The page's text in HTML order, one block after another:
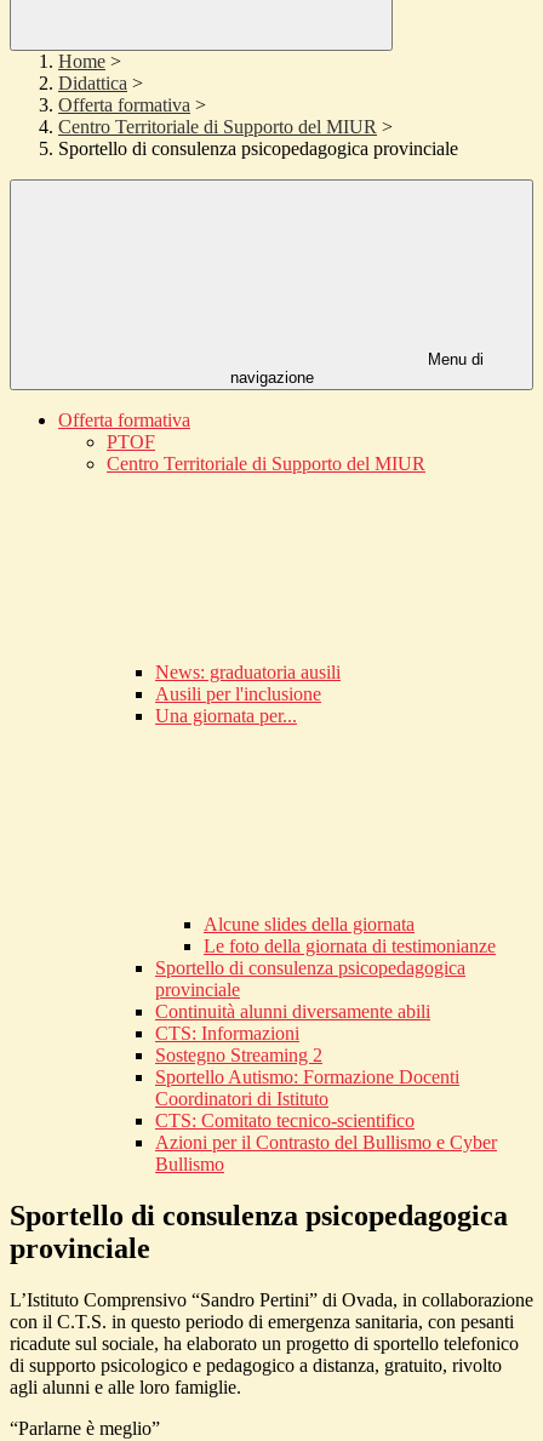
Home >
Didattica >
Offerta formativa >
Centro Territoriale di Supporto del MIUR >
Sportello di consulenza psicopedagogica provinciale
Menu di
navigazione
Offerta formativa
PTOF
Centro Territoriale di Supporto del MIUR
News: graduatoria ausili
Ausili per l'inclusione
Una giornata per...
Alcune slides della giornata
Le foto della giornata di testimonianze
Sportello di consulenza psicopedagogica
provinciale
Continuità alunni diversamente abili
CTS: Informazioni
Sostegno Streaming 2
Sportello Autismo: Formazione Docenti
Coordinatori di Istituto
CTS: Comitato tecnico-scientifico
Azioni per il Contrasto del Bullismo e Cyber
Bullismo
Sportello di consulenza psicopedagogica
provinciale
L’Istituto Comprensivo “Sandro Pertini” di Ovada, in collaborazione
con il C.T.S. in questo periodo di emergenza sanitaria, con pesanti
ricadute sul sociale, ha elaborato un progetto di sportello telefonico
di supporto psicologico e pedagogico a distanza, gratuito, rivolto
agli alunni e alle loro famiglie.
“Parlarne è meglio”